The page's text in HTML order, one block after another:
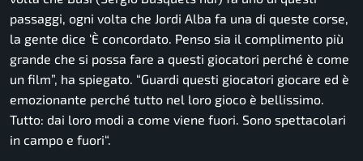
passaggi, ogni volta che Jordi Alba fa una di queste corse,
la gente dice ‘È concordato. Penso sia il complimento più
grande che si possa fare a questi giocatori perché è come
un film”, ha spiegato. “Guardi questi giocatori giocare ed è
emozionante perché tutto nel loro gioco è bellissimo.
Tutto: dai loro modi a come viene fuori. Sono spettacolari
in campo e fuori“.